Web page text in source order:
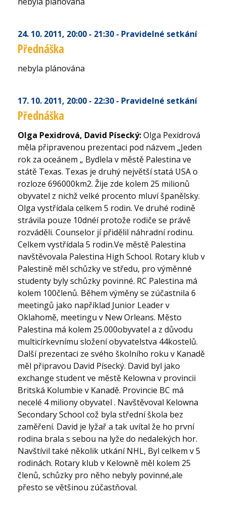
24. 10. 2011, 20:00 - 21:30 - Pravidelné setkání
Přednáška
nebyla plánována
17. 10. 2011, 20:00 - 22:30 - Pravidelné setkání
Přednáška
Olga Pexidrová, David Písecký:Olga Pexídrová
měla připravenou prezentaci pod názvem „Jeden
rok za oceánem „ Bydlela v městě Palestina ve
státě Texas. Texas je druhý největší statá USA o
rozloze 696000km2. Žije zde kolem 25 milionů
obyvatel z nichž velké procento mluví španělsky.
Olga vystřídala celkem 5 rodin. Ve druhé rodině
strávila pouze 10dnéí protože rodiče se právě
rozváděli. Counselor jí přidělil náhradní rodinu.
Celkem vystřídala 5 rodin.Ve městě Palestina
navštěvovala Palestina High School. Rotary klub v
Palestině měl schůzky ve středu, pro výměnné
studenty byly schůzky povinné. RC Palestina má
kolem 100členů. Během výměny se zúčastnila 6
meetingů jako například Junior Leader v
Oklahomě, meetingu v New Orleans. Město
Palestina má kolem 25.000obyvatel a z důvodu
multicírkevnímu složení obyvatelstva 44kostelů.
Další prezentaci ze svého školního roku v Kanadě
měl připravou David Písecký. David byl jako
exchange student ve městě Kelowna v provincii
Britská Kolumbie v Kanadě. Provincie BC má
necelé 4 miliony obyvatel . Navštěvoval Kelowna
Secondary School což byla střední škola bez
zaměření. David je lyžař a tak uvítal že ho první
rodina brala s sebou na lyže do nedalekých hor.
Navštívil také několik utkání NHL, Byl celkem v 5
rodinách. Rotary klub v Kelowně měl kolem 25
členů, schůzky pro něho nebyly povinné,ale
přesto se většinou zúčastňoval.